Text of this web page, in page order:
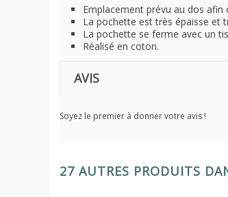
Emplacement prévu au dos
La pochette est très épaisse et
La pochette se ferme avec un
Réalisé en coton.
AVIS
Soyez le premier à donner votre avis !
27 AUTRES PRODUITS